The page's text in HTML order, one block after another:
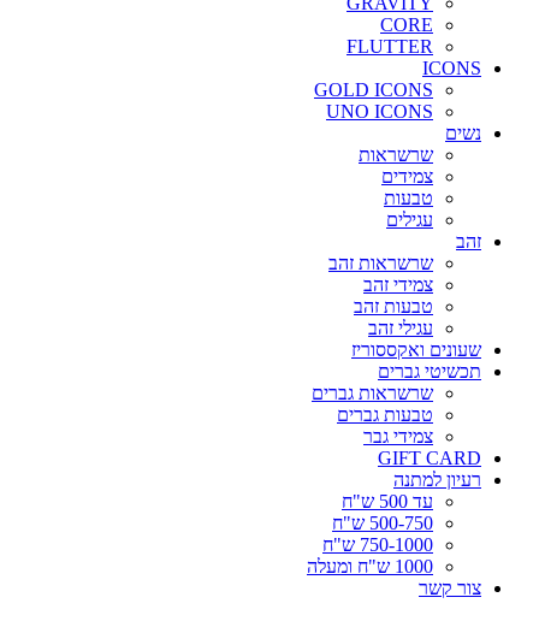
CORE
FLUTTER
ICONS
GOLD ICONS
UNO ICONS
נשים
שרשראות
צמידים
טבעות
עגילים
זהב
שרשראות זהב
צמידי זהב
טבעות זהב
עגילי זהב
שעונים ואקססוריז
תכשיטי גברים
שרשראות גברים
טבעות גברים
צמידי גבר
GIFT CARD
רעיון למתנה
עד 500 ש"ח
500-750 ש"ח
750-1000 ש"ח
1000 ש"ח ומעלה
צור קשר